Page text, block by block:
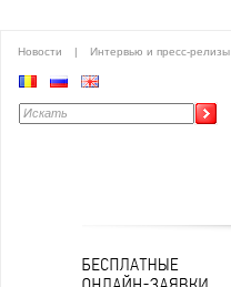
Новости | Интервью и пресс-релизы